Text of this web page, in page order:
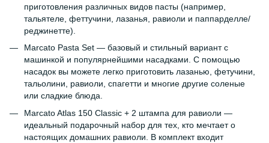
приготовления различных видов пасты (например,
тальятеле, феттучини, лазанья, равиоли и паппарделле/
реджинетте).
Marcato Pasta Set — базовый и стильный вариант с
машинкой и популярнейшими насадками. С помощью
насадок вы можете легко приготовить лазанью, фетучини,
тальолини, равиоли, спагетти и многие другие соленые
или сладкие блюда.
Marcato Atlas 150 Classic + 2 штампа для равиоли —
идеальный подарочный набор для тех, кто мечтает о
настоящих домашних равиоли. В комплект входит